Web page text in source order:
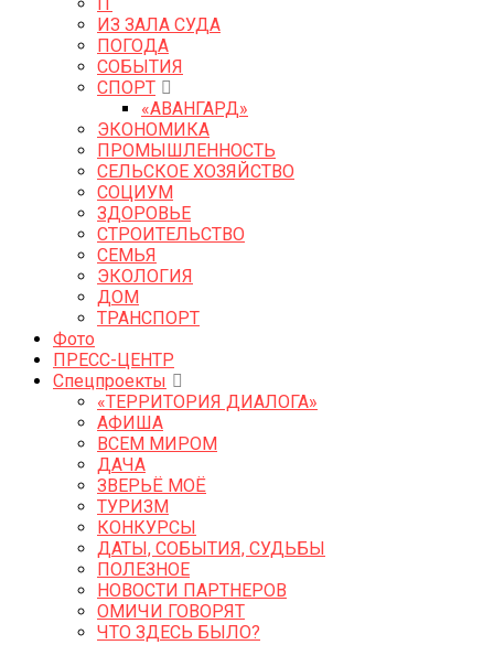
ИЗ ЗАЛА СУДА
ПОГОДА
СОБЫТИЯ
СПОРТ
«АВАНГАРД»
ЭКОНОМИКА
ПРОМЫШЛЕННОСТЬ
СЕЛЬСКОЕ ХОЗЯЙСТВО
СОЦИУМ
ЗДОРОВЬЕ
СТРОИТЕЛЬСТВО
СЕМЬЯ
ЭКОЛОГИЯ
ДОМ
ТРАНСПОРТ
Фото
ПРЕСС-ЦЕНТР
Спецпроекты
«ТЕРРИТОРИЯ ДИАЛОГА»
АФИША
ВСЕМ МИРОМ
ДАЧА
ЗВЕРЬЁ МОЁ
ТУРИЗМ
КОНКУРСЫ
ДАТЫ, СОБЫТИЯ, СУДЬБЫ
ПОЛЕЗНОЕ
НОВОСТИ ПАРТНЕРОВ
ОМИЧИ ГОВОРЯТ
ЧТО ЗДЕСЬ БЫЛО?